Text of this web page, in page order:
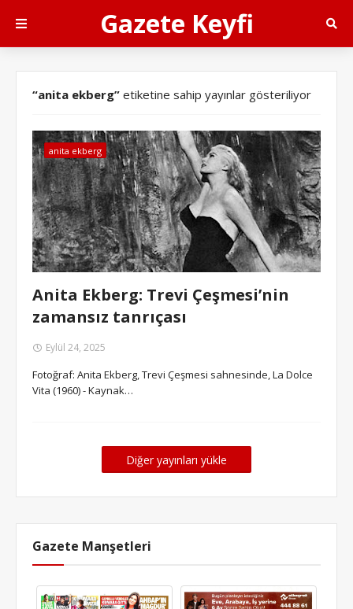
Gazete Keyfi
anita ekberg etiketine sahip yayınlar gösteriliyor
anita ekberg
Anita Ekberg: Trevi Çeşmesi’nin
zamansız tanrıçası
Eylül 24, 2025
Fotoğraf: Anita Ekberg, Trevi Çeşmesi sahnesinde, La Dolce
Vita (1960) - Kaynak…
Diğer yayınları yükle
Gazete Manşetleri